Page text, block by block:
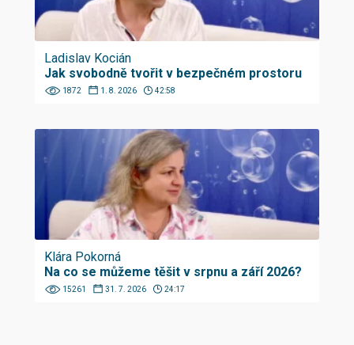
Ladislav Kocián
Jak svobodně tvořit v bezpečném prostoru
1872 1. 8. 2026 42:58
Klára Pokorná
Na co se můžeme těšit v srpnu a září 2026?
15261 31. 7. 2026 24:17